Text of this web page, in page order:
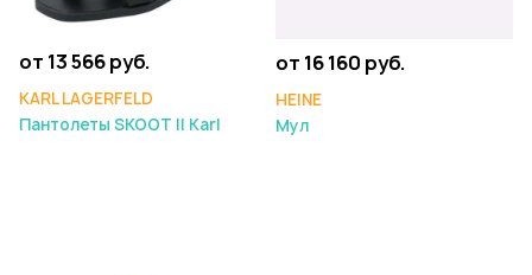
от 13 566 руб.
KARL LAGERFELD
Пантолеты SKOOT II Karl
от 16 160 руб.
HEINE
Мул